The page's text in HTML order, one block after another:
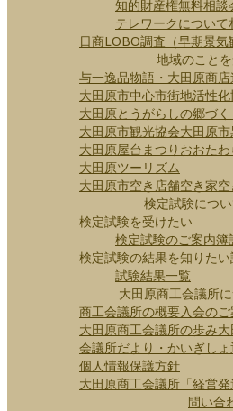
知的財産権無料相談
テレワークについて
日商LOBO調査（早期景気
地域のこと
与一逸品物語・大田原商店
大田原市中心市街地活性
大田原とうがらしの郷づ
大田原市観光協会大田原市
大田原屋台まつり おおた
大田原ツーリズム
大田原市空き店舗空き家
検定試験につ
検定試験を受けたい
検定試験のご案内簿
検定試験の結果を知りたい
試験結果一覧
大田原商工会議所
商工会議所の概要入会の
大田原商工会議所の歩み
会議所だより・かいぎし
個人情報保護方針
大田原商工会議所「経営発
問い合